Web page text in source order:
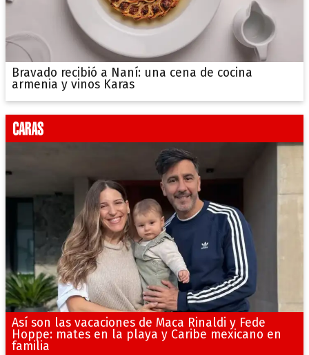
Bravado recibió a Naní: una cena de cocina
armenia y vinos Karas
Así son las vacaciones de Maca Rinaldi y Fede
Hoppe: mates en la playa y Caribe mexicano en
familia